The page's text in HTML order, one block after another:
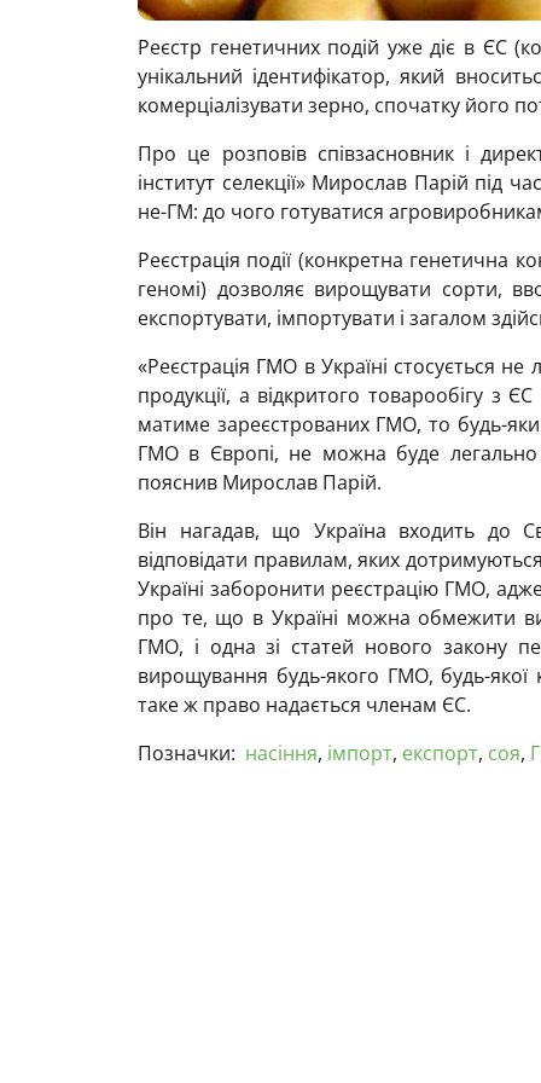
Реєстр генетичних подій уже діє в ЄС
унікальний ідентифікатор, який
комерціалізувати зерно, спочатку його
Про це розповів співзасновник і
інститут селекції» Мирослав Парій під
не-ГМ: до чого готуватися
Реєстрація події (конкретна генетична
геномі) дозволяє вирощувати сорти,
експортувати, імпортувати і загалом
«Реєстрація ГМО в Україні стосується
продукції, а відкритого товарообігу з
матиме зареєстрованих ГМО, то будь-
ГМО в Європі, не можна буде
пояснив Мирослав Парій.
Він нагадав, що Україна входить до
відповідати правилам, яких
Україні заборонити реєстрацію ГМО,
про те, що в Україні можна обмежити
ГМО, і одна зі статей нового закону
вирощування будь-якого ГМО, будь-якої
таке ж право надається членам ЄС.
Позначки: насіння, імпорт, експорт, соя,